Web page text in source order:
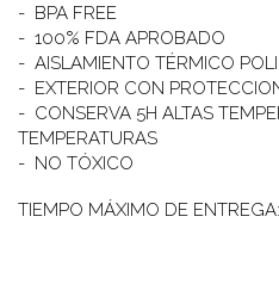
- BPA FREE
- 100% FDA APROBADO
- AISLAMIENTO TÉRMICO
- EXTERIOR CON
- CONSERVA 5H ALTAS
TEMPERATURAS
- NO TÓXICO
TIEMPO MÁXIMO DE